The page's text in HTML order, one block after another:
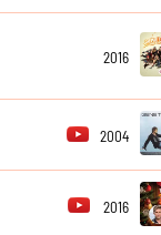
2016
2004
2016